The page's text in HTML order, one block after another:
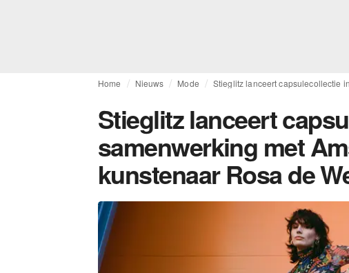
Home Nieuws Mode Stieglitz lanceert capsulecollectie
Stieglitz lanceert
samenwerking met
kunstenaar Rosa de